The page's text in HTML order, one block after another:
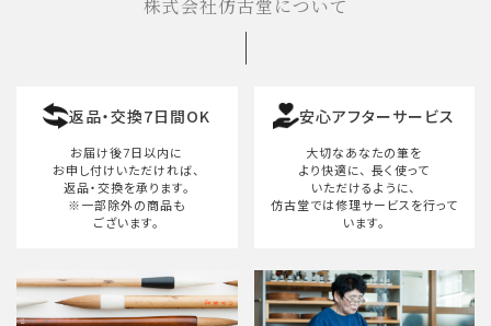
株式会社仿古堂について
返品・交換7日間OK
お届け後7日以内に
お申し付けいただければ、
返品・交換を承ります。
※一部除外の商品も
ございます。
安心アフターサービス
大切なあなたの筆を
より快適に、 長く使って
いただけるように、
仿古堂では修理サービスを行って
います。